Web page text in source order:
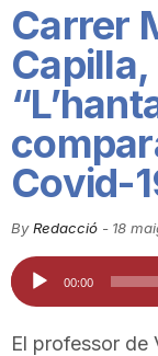
C
i
u
Carrer
Covid-
By Redacció - 18
Reproductor
d'àudio
00:00
El professor de